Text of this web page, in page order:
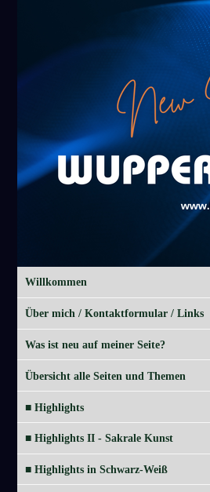
Willkommen
Über mich / Kontaktformular / Links
Was ist neu auf meiner Seite?
Übersicht alle Seiten und Themen
■ Highlights
■ Highlights II - Sakrale Kunst
■ Highlights in Schwarz-Weiß